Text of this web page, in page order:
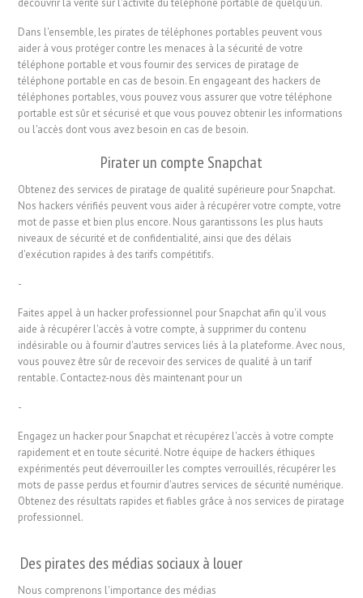
découvrir la vérité sur l'activité du téléphone portable de quelqu'un.
Dans l'ensemble, les pirates de téléphones portables peuvent vous
aider à vous protéger contre les menaces à la sécurité de votre
téléphone portable et vous fournir des services de piratage de
téléphone portable en cas de besoin. En engageant des hackers de
téléphones portables, vous pouvez vous assurer que votre téléphone
portable est sûr et sécurisé et que vous pouvez obtenir les informations
ou l'accès dont vous avez besoin en cas de besoin.
Pirater un compte Snapchat
Obtenez des services de piratage de qualité supérieure pour Snapchat.
Nos hackers vérifiés peuvent vous aider à récupérer votre compte, votre
mot de passe et bien plus encore. Nous garantissons les plus hauts
niveaux de sécurité et de confidentialité, ainsi que des délais
d'exécution rapides à des tarifs compétitifs.
-
Faites appel à un hacker professionnel pour Snapchat afin qu'il vous
aide à récupérer l'accès à votre compte, à supprimer du contenu
indésirable ou à fournir d'autres services liés à la plateforme. Avec nous,
vous pouvez être sûr de recevoir des services de qualité à un tarif
rentable. Contactez-nous dès maintenant pour un
-
Engagez un hacker pour Snapchat et récupérez l'accès à votre compte
rapidement et en toute sécurité. Notre équipe de hackers éthiques
expérimentés peut déverrouiller les comptes verrouillés, récupérer les
mots de passe perdus et fournir d'autres services de sécurité numérique.
Obtenez des résultats rapides et fiables grâce à nos services de piratage
professionnel.
Des pirates des médias sociaux à louer
Nous comprenons l'importance des médias